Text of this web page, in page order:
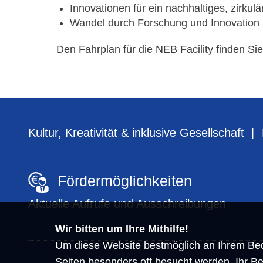
Wir bitten um Ihre Mithilfe!
Um diese Website bestmöglich an Ihrem
Innovationen für ein nachhaltiges,
Wandel durch Forschung und
Den Fahrplan für die NEB Facility finden
Kultur, Kreativität & inklusive Gesellschaft
Fördermöglichkeiten
Aktuelle Aufrufe und Ausschreibungen